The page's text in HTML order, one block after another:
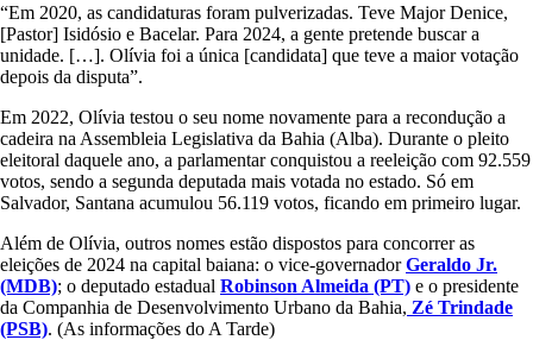
“Em 2020, as candidaturas foram pulverizadas. Teve Major Denice,
[Pastor] Isidósio e Bacelar. Para 2024, a gente pretende buscar a
unidade. […]. Olívia foi a única [candidata] que teve a maior votação
depois da disputa”.
Em 2022, Olívia testou o seu nome novamente para a recondução a
cadeira na Assembleia Legislativa da Bahia (Alba). Durante o pleito
eleitoral daquele ano, a parlamentar conquistou a reeleição com 92.559
votos, sendo a segunda deputada mais votada no estado. Só em
Salvador, Santana acumulou 56.119 votos, ficando em primeiro lugar.
Além de Olívia, outros nomes estão dispostos para concorrer as
eleições de 2024 na capital baiana: o vice-governadorGeraldo Jr.
(MDB); o deputado estadual Robinson Almeida (PT) e o presidente
da Companhia de Desenvolvimento Urbano da Bahia, Zé Trindade
(PSB). (As informações do A Tarde)